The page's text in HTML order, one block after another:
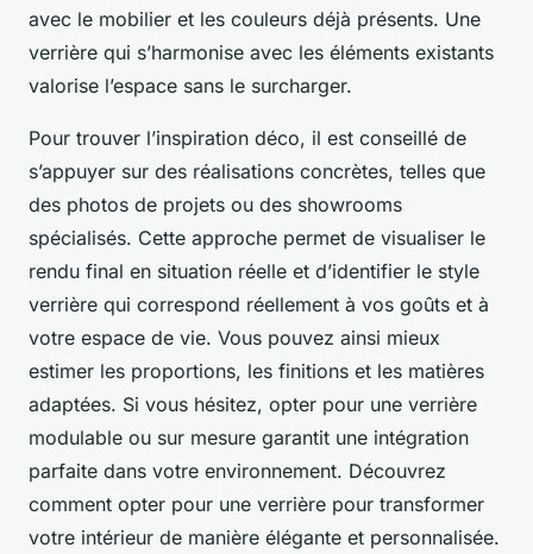
avec le mobilier et les couleurs déjà présents. Une
verrière qui s’harmonise avec les éléments existants
valorise l’espace sans le surcharger.
Pour trouver l’inspiration déco, il est conseillé de
s’appuyer sur des réalisations concrètes, telles que
des photos de projets ou des showrooms
spécialisés. Cette approche permet de visualiser le
rendu final en situation réelle et d’identifier le style
verrière qui correspond réellement à vos goûts et à
votre espace de vie. Vous pouvez ainsi mieux
estimer les proportions, les finitions et les matières
adaptées. Si vous hésitez, opter pour une verrière
modulable ou sur mesure garantit une intégration
parfaite dans votre environnement. Découvrez
comment opter pour une verrière pour transformer
votre intérieur de manière élégante et personnalisée.